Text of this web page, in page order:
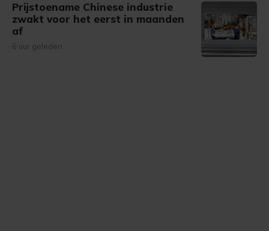
Prijstoename Chinese industrie
zwakt voor het eerst in maanden
af
6 uur geleden